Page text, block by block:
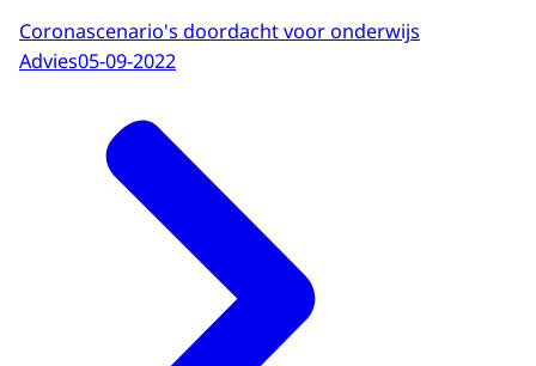
Coronascenario's doordacht voor onderwijs
Advies05-09-2022